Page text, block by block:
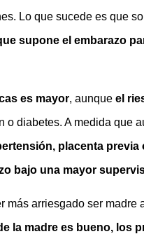
Lo que sucede es que
supone el embarazo
es mayor, aunque el
o diabetes. A medida que
placenta previa
bajo una mayor
más arriesgado ser madre
la madre es bueno, los